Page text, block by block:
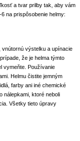
a tvar prilby tak, aby vám
na prispôsobenie helmy:
vnútornú výstelku a upínacie
že je helma týmto
vymeňte. Používanie
Helmu čistite jemným
farby ani iné chemické
nálepkami, ktoré neboli
Všetky tieto úpravy